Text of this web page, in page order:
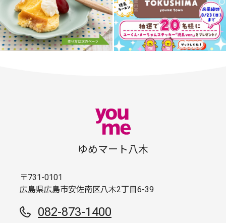
ゆめマート八木
〒731-0101
広島県広島市安佐南区八木2丁目6-39
082-873-1400